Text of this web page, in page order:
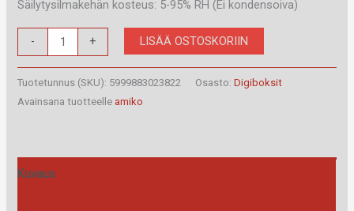
Säilytysilmakehän kosteus: 5-95% RH (Ei kondensoiva)
-
A5
Combo
määrä
+ LISÄÄ OSTOSKORIIN
Tuotetunnus (SKU): 5999883023822 Osasto:Digiboksit
Avainsana tuotteelle amiko
Kuvaus